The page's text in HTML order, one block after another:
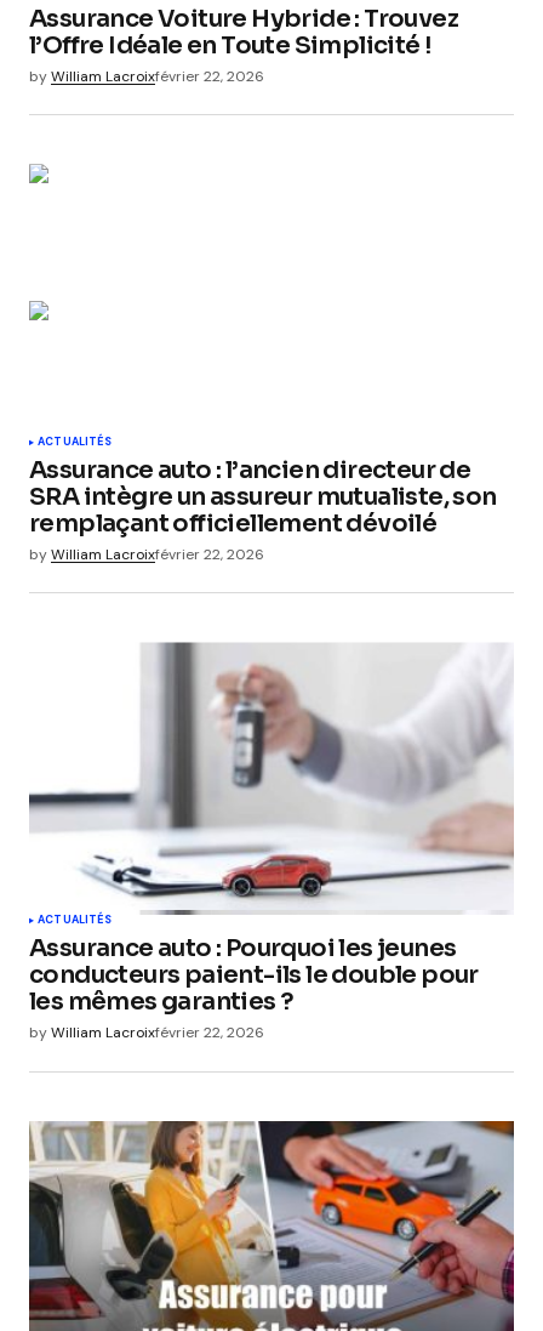
Assurance Voiture Hybride : Trouvez
l’Offre Idéale en Toute Simplicité !
byWilliam Lacroixfévrier 22, 2026
ACTUALITÉS
Assurance auto : l’ancien directeur de
SRA intègre un assureur mutualiste, son
remplaçant officiellement dévoilé
byWilliam Lacroixfévrier 22, 2026
ACTUALITÉS
Assurance auto : Pourquoi les jeunes
conducteurs paient-ils le double pour
les mêmes garanties ?
byWilliam Lacroixfévrier 22, 2026